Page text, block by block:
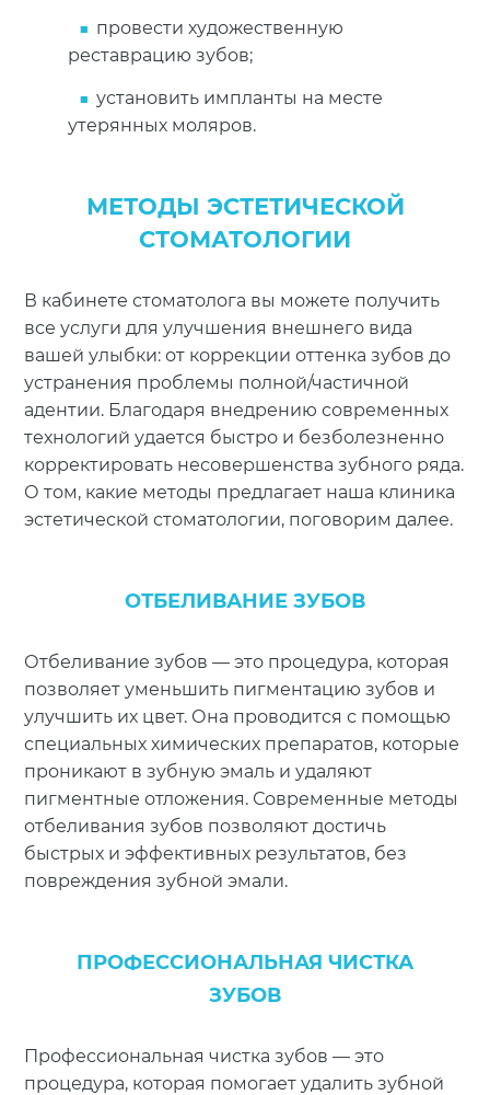
провести художественную
реставрацию зубов;
установить импланты на месте
утерянных моляров.
МЕТОДЫ ЭСТЕТИЧЕСКОЙ
СТОМАТОЛОГИИ
В кабинете стоматолога вы можете получить
все услуги для улучшения внешнего вида
вашей улыбки: от коррекции оттенка зубов до
устранения проблемы полной/частичной
адентии. Благодаря внедрению современных
технологий удается быстро и безболезненно
корректировать несовершенства зубного ряда.
О том, какие методы предлагает наша клиника
эстетической стоматологии, поговорим далее.
ОТБЕЛИВАНИЕ ЗУБОВ
Отбеливание зубов — это процедура, которая
позволяет уменьшить пигментацию зубов и
улучшить их цвет. Она проводится с помощью
специальных химических препаратов, которые
проникают в зубную эмаль и удаляют
пигментные отложения. Современные методы
отбеливания зубов позволяют достичь
быстрых и эффективных результатов, без
повреждения зубной эмали.
ПРОФЕССИОНАЛЬНАЯ ЧИСТКА
ЗУБОВ
Профессиональная чистка зубов — это
процедура, которая помогает удалить зубной